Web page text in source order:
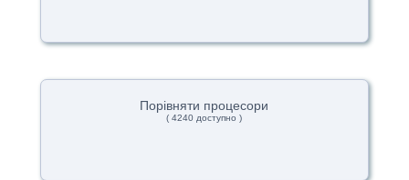
Порівняти процесори
( 4240 доступно )